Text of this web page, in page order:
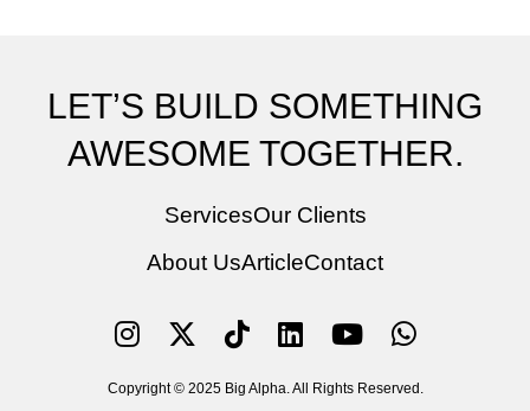
LET’S BUILD SOMETHING
AWESOME TOGETHER.
ServicesOur Clients
About UsArticleContact
Copyright © 2025 Big Alpha. All Rights Reserved.